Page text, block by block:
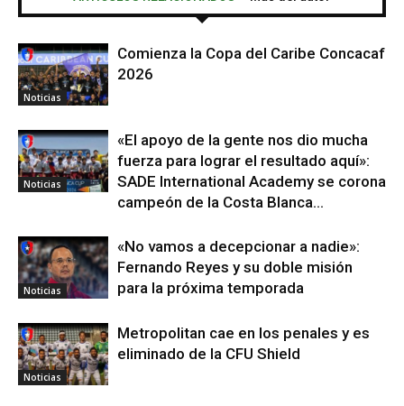
Noticias
Comienza la Copa del Caribe Concacaf
2026
Noticias
«El apoyo de la gente nos dio mucha
fuerza para lograr el resultado aquí»:
SADE International Academy se corona
campeón de la Costa Blanca...
Noticias
«No vamos a decepcionar a nadie»:
Fernando Reyes y su doble misión
para la próxima temporada
Noticias
Metropolitan cae en los penales y es
eliminado de la CFU Shield